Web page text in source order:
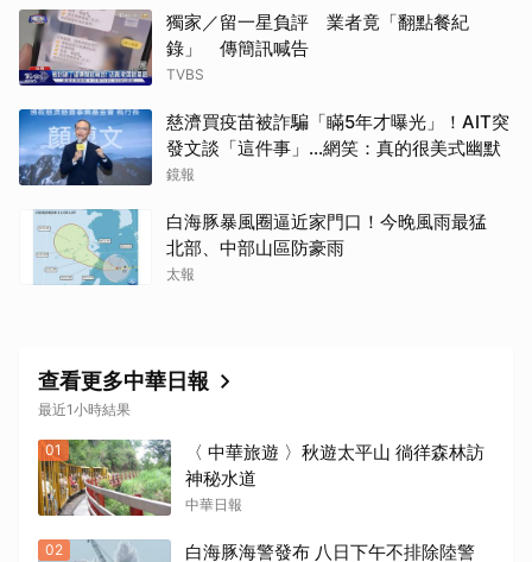
獨家／留一星負評 業者竟「翻點餐紀
錄」 傳簡訊喊告
TVBS
慈濟買疫苗被詐騙「瞞5年才曝光」！AIT突
發文談「這件事」…網笑：真的很美式幽默
鏡報
白海豚暴風圈逼近家門口！今晚風雨最猛
北部、中部山區防豪雨
太報
查看更多中華日報
最近1小時結果
01
〈 中華旅遊 〉秋遊太平山 徜徉森林訪
神秘水道
中華日報
02 白海豚海警發布 八日下午不排除陸警